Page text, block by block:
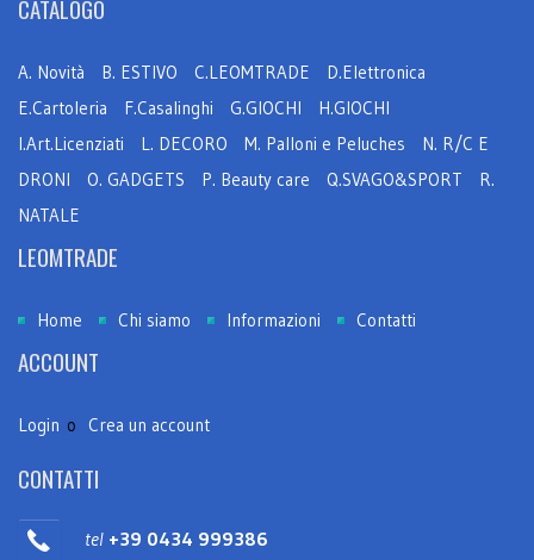
CATALOGO
A. Novità B. ESTIVO C.LEOMTRADE
D.Elettronica
E.Cartoleria
F.Casalinghi G.GIOCHI
H.GIOCHI
I.Art.Licenziati
L. DECORO M. Palloni e Peluches
N. R/C E
DRONI
O. GADGETS P. Beauty care Q.SVAGO&SPORT
R.
NATALE
LEOMTRADE
Home Chi siamo Informazioni Contatti
ACCOUNT
Login o Crea un account
CONTATTI
tel +39 0434 999386